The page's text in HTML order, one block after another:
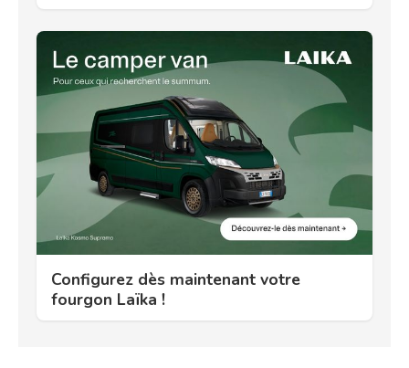
Configurez dès maintenant votre
fourgon Laïka !